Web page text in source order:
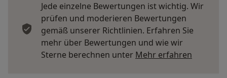
Jede einzelne Bewertungen ist wichtig. Wir
prüfen und moderieren Bewertungen
gemäß unserer Richtlinien. Erfahren Sie
mehr über Bewertungen und wie wir
Sterne berechnen unter Mehr erfahren